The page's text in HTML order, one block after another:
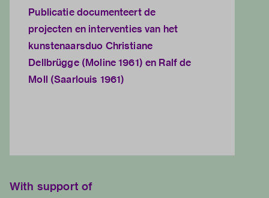
Publicatie documenteert de
projecten en interventies van het
kunstenaarsduo Christiane
Dellbrügge (Moline 1961) en Ralf de
Moll (Saarlouis 1961)
With support of